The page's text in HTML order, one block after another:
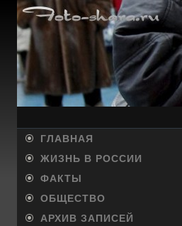
ГЛАВНАЯ
ЖИЗНЬ В РОССИИ
ФАКТЫ
ОБЩЕСТВО
АРХИВ ЗАПИСЕЙ